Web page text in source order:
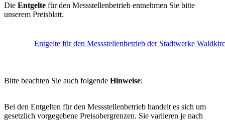
Die Entgelte für den Messstellenbetrieb entnehmen Sie bitte
unserem Preisblatt.
Entgelte für den Messstellenbetrieb der Stadtwerke
Bitte beachten Sie auch folgende Hinweise:
Bei den Entgelten für den Messstellenbetrieb handelt es sich um
gesetzlich vorgegebene Preisobergrenzen. Sie variieren je nach